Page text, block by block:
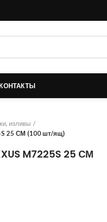
изливы
25 СМ (100 шт/ящ)
M7225S 25 СМ